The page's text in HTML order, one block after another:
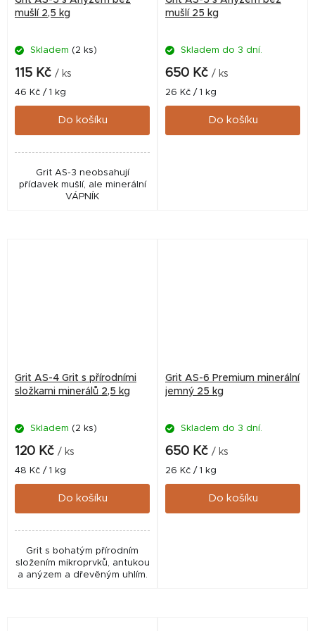
mušlí 2,5 kg
Skladem (2 ks)
115 Kč / ks
Měrná
cena:
46 Kč / 1 kg
Do košíku
Grit AS-3 neobsahují
přídavek mušlí, ale minerální
VÁPNÍK
mušlí 25 kg
Skladem do 3 dní.
650 Kč / ks
Měrná
cena:
26 Kč / 1 kg
Do košíku
Grit AS-4 Grit s přírodními
složkami minerálů 2,5 kg
Skladem (2 ks)
120 Kč / ks
Měrná
cena:
48 Kč / 1 kg
Do košíku
Grit s bohatým přírodním
složením mikroprvků, antukou
a anýzem a dřevěným uhlím.
Grit AS-6 Premium minerální
jemný 25 kg
Skladem do 3 dní.
650 Kč / ks
Měrná
cena:
26 Kč / 1 kg
Do košíku